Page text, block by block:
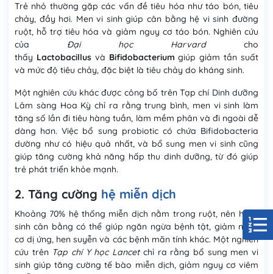
Trẻ nhỏ thường gặp các vấn đề tiêu hóa như táo bón, tiêu
chảy, đầy hơi. Men vi sinh giúp cân bằng hệ vi sinh đường
ruột, hỗ trợ tiêu hóa và giảm nguy cơ táo bón. Nghiên cứu
của Đại học Harvardcho
thấy Lactobacillusvà Bifidobacterium giúp giảm tần suất
và mức độ tiêu chảy, đặc biệt là tiêu chảy do kháng sinh.
Một nghiên cứu khác được công bố trên Tạp chí Dinh dưỡng
Lâm sàng Hoa Kỳ chỉ ra rằng trung bình, men vi sinh làm
tăng số lần đi tiêu hàng tuần, làm mềm phân và đi ngoài dễ
dàng hơn. Việc bổ sung probiotic có chứa Bifidobacteria
dường như có hiệu quả nhất, và bổ sung men vi sinh cũng
giúp tăng cường khả năng hấp thu dinh dưỡng, từ đó giúp
trẻ phát triển khỏe mạnh.
2. Tăng cường hệ miễn dịch
Khoảng 70% hệ thống miễn dịch nằm trong ruột, nên hệ vi
sinh cân bằng có thể giúp ngăn ngừa bệnh tật, giảm nguy
cơ dị ứng, hen suyễn và các bệnh mãn tính khác. Một nghiên
cứu trên Tạp chí Y học Lancetchỉ ra rằng bổ sung men vi
sinh giúp tăng cường tế bào miễn dịch, giảm nguy cơ viêm